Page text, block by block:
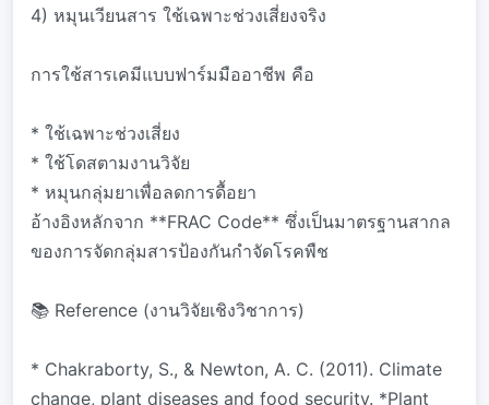
4) หมุนเวียนสาร ใช้เฉพาะช่วงเสี่ยงจริง
การใช้สารเคมีแบบฟาร์มมืออาชีพ คือ
* ใช้เฉพาะช่วงเสี่ยง
* ใช้โดสตามงานวิจัย
* หมุนกลุ่มยาเพื่อลดการดื้อยา
อ้างอิงหลักจาก **FRAC Code** ซึ่งเป็นมาตรฐานสากล
ของการจัดกลุ่มสารป้องกันกำจัดโรคพืช
📚 Reference (งานวิจัยเชิงวิชาการ)
* Chakraborty, S., & Newton, A. C. (2011). Climate
change, plant diseases and food security. *Plant